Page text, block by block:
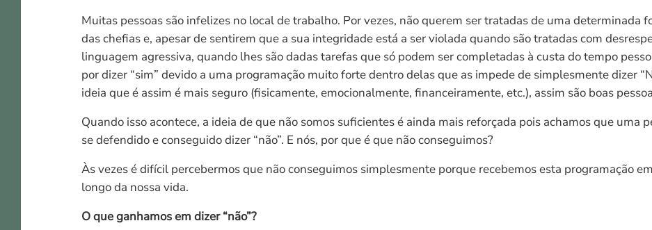
Muitas pessoas são infelizes no local de trabalho. Por vezes, não querem ser tratadas de uma determinada
das chefias e, apesar de sentirem que a sua integridade está a ser violada quando são tratadas com
linguagem agressiva, quando lhes são dadas tarefas que só podem ser completadas à custa do tempo
por dizer “sim” devido a uma programação muito forte dentro delas que as impede de simplesmente dizer
ideia que é assim é mais seguro (fisicamente, emocionalmente, financeiramente, etc.), assim são boas
Quando isso acontece, a ideia de que não somos suficientes é ainda mais reforçada pois achamos que uma
se defendido e conseguido dizer “não”. E nós, por que é que não conseguimos?
Às vezes é difícil percebermos que não conseguimos simplesmente porque recebemos esta programação
longo da nossa vida.
O que ganhamos em dizer “não”?